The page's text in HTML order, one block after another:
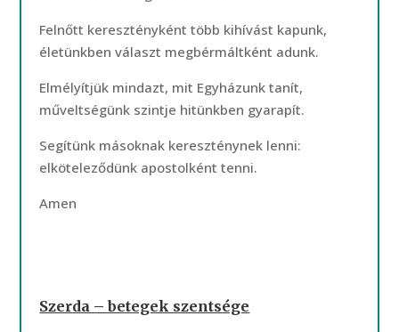
Felnőtt keresztényként több kihívást kapunk,
életünkben választ megbérmáltként adunk.
Elmélyítjük mindazt, mit Egyházunk tanít,
műveltségünk szintje hitünkben gyarapít.
Segítünk másoknak kereszténynek lenni:
elköteleződünk apostolként tenni.
Amen
Szerda – betegek szentsége